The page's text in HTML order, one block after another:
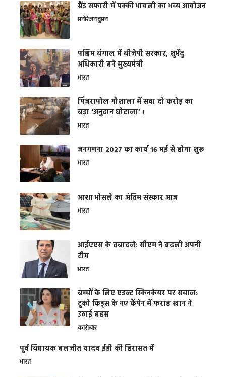
ग्रैंड सफारी में पक्की भायली का भव्य आयोजन
मनोरंजनवुमन
पश्चिम बंगाल में बीजेपी सरकार, शुभेंदु
अधिकारी बने मुख्यमंत्री
भारत
​पिंजरापोल गौशाला में सवा दो करोड़ का
बड़ा ‘अनुदान घोटाला’ !
भारत
जनगणना 2027 का कार्य 16 मई से होगा शुरू
भारत
आशा भोसले का अंतिम संस्कार आज
भारत
आईएएस के तबादले: सीएम ने बदली अपनी
टीम
भारत
बच्चों के लिए एडल्ट स्किनकेयर पर सवाल:
टूको किड्स के नए कैंपेन में फराह खान ने
उठाई बहस
कारोबार
पूर्व विधायक बलजीत यादव ईडी की हिरासत में
भारत